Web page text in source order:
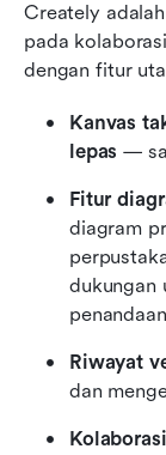
Creately
pada
dengan fitur
Kanvas
lepas —
Fitur
diagram
dukungan
penandaan
Riwayat
dan